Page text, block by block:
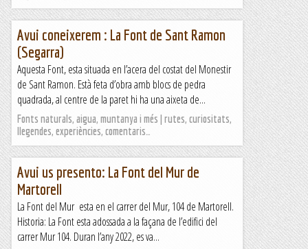
Avui coneixerem : La Font de Sant Ramon
(Segarra)
Aquesta Font, esta situada en l’acera del costat del Monestir
de Sant Ramon. Està feta d’obra amb blocs de pedra
quadrada, al centre de la paret hi ha una aixeta de...
Fonts naturals, aigua, muntanya i més | rutes, curiositats,
llegendes, experiències, comentaris…
Avui us presento: La Font del Mur de
Martorell
La Font del Mur esta en el carrer del Mur, 104 de Martorell.
Historia: La Font esta adossada a la façana de l’edifici del
carrer Mur 104. Duran l’any 2022, es va...